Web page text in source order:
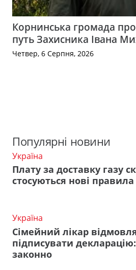
Корнинська громада
путь Захисника Івана
Четвер, 6 Серпня, 2026
Популярні новини
Україна
Плату за доставку газу
стосуються нові правила
Україна
Сімейний лікар
підписувати
законно